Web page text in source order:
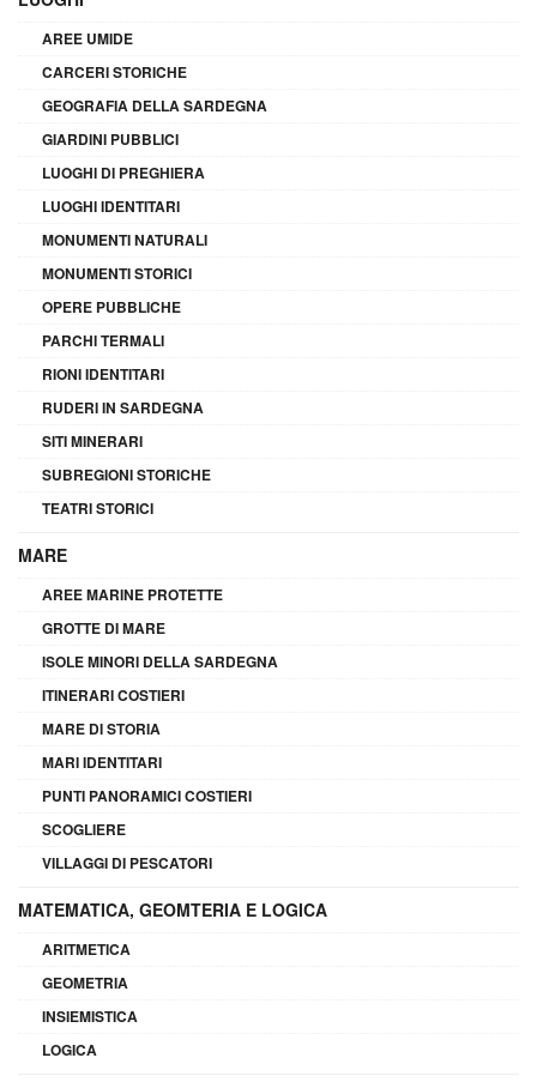
AREE UMIDE
CARCERI STORICHE
GEOGRAFIA DELLA SARDEGNA
GIARDINI PUBBLICI
LUOGHI DI PREGHIERA
LUOGHI IDENTITARI
MONUMENTI NATURALI
MONUMENTI STORICI
OPERE PUBBLICHE
PARCHI TERMALI
RIONI IDENTITARI
RUDERI IN SARDEGNA
SITI MINERARI
SUBREGIONI STORICHE
TEATRI STORICI
MARE
AREE MARINE PROTETTE
GROTTE DI MARE
ISOLE MINORI DELLA SARDEGNA
ITINERARI COSTIERI
MARE DI STORIA
MARI IDENTITARI
PUNTI PANORAMICI COSTIERI
SCOGLIERE
VILLAGGI DI PESCATORI
MATEMATICA, GEOMTERIA E LOGICA
ARITMETICA
GEOMETRIA
INSIEMISTICA
LOGICA